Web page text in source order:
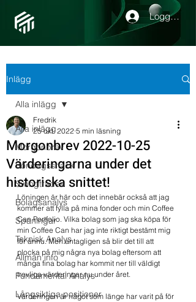
Logga in
Inlägg
Alla inlägg
Morgonbrev
Söndagssnack
Swingtrades
Bolagsanalys
Spaningar
Teknisk Analys
Allmän info
Fundamental Analys
Långsiktiga positioner
Alla inlägg
Morgonbrev 2022-10-25
Värderingarna under det
historiska snittet!
Fredrik
25 okt. 2022 5 min läsning
Löningen är här och det innebär också att jag
kommer att fylla på mina fonder och min Coffee
Can Portfolio. Vilka bolag som jag ska köpa för
min Coffee Can har jag inte riktigt bestämt mig
för ännu. Men antagligen så blir det till att
plocka på mig några nya bolag eftersom att
många fina bolag har kommit ner till väldigt
trevliga värderingar nu under året.
Värderingen är något som länge har varit på för